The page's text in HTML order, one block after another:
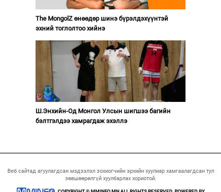
The MongolZ өнөөдөр шинэ бүрэлдэхүүнтэй
эхний тоглолтоо хийнэ
Ш.Энхийн-Од Монгол Улсын шигшээ багийн
бэлтгэлдээ хамрагдаж эхэллэ
Веб сайтад агуулагдсан мэдээлэл зохиогчийн эрхийн хуулиар хамгаалагдсан тул
зөвшөөрөлгүй хуулбарлах хориотой.